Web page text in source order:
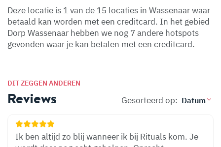
Deze locatie is 1 van de 15 locaties in Wassenaar waar
betaald kan worden met een creditcard. In het gebied
Dorp Wassenaar hebben we nog 7 andere hotspots
gevonden waar je kan betalen met een creditcard.
DIT ZEGGEN ANDEREN
Reviews Gesorteerd op:
Ik ben altijd zo blij wanneer ik bij Rituals kom. Je